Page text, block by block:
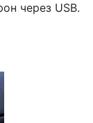
через USB.